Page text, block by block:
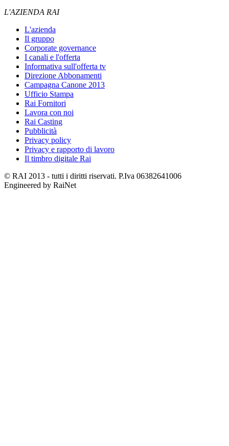
L'AZIENDA RAI
L'azienda
Il gruppo
Corporate governance
I canali e l'offerta
Informativa sull'offerta tv
Direzione Abbonamenti
Campagna Canone 2013
Ufficio Stampa
Rai Fornitori
Lavora con noi
Rai Casting
Pubblicità
Privacy policy
Privacy e rapporto di lavoro
Il timbro digitale Rai
© RAI 2013 - tutti i diritti riservati. P.Iva 06382641006
Engineered by RaiNet